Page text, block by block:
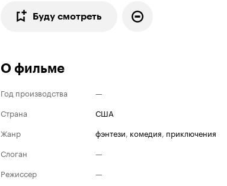
Буду смотреть
О фильме
Год производства
—
Страна
США
Жанр
фэнтези, комедия, приключения
Слоган
—
Режиссер
—